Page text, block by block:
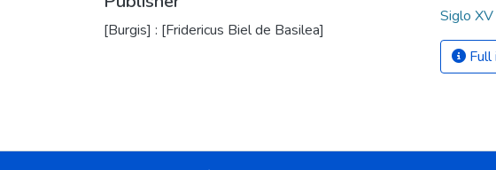
[Burgis] : [Fridericus Biel de Basilea]
Siglo XV
Full